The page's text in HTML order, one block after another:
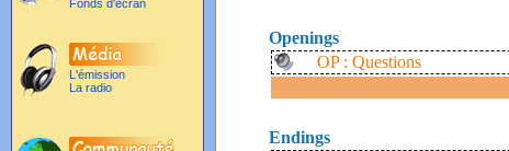
Fonds d'écran
L'émission
La radio
Openings
OP : Questions
Endings